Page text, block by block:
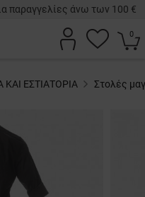
παραγγελίες άνω των 100 €
0
ΕΣΤΙΑΤΟΡΙΑ Στολές